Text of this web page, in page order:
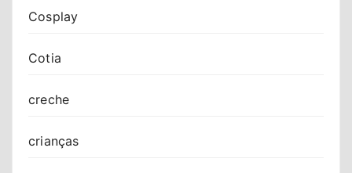
Cosplay
Cotia
creche
crianças